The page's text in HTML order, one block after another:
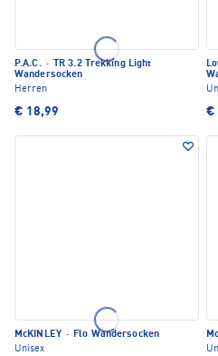
P.A.C. ·
TR 3.2 Trekking Light
Wandersocken
Herren
€ 18,99 €
McKINLEY · Flo Wandersocken
Unisex